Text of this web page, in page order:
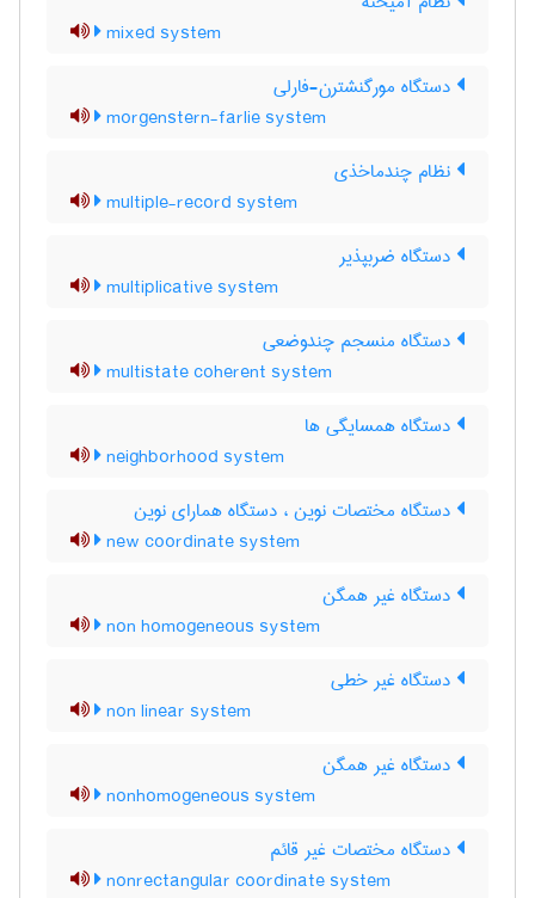
mixed system
دستگاه مورگنشترن-فارلی
morgenstern-farlie system
نظام چندماخذی
multiple-record system
دستگاه ضربپذیر
multiplicative system
دستگاه منسجم چندوضعی
multistate coherent system
دستگاه همسایگی ها
neighborhood system
دستگاه مختصات نوین ، دستگاه همارای نوین
new coordinate system
دستگاه غیر همگن
non homogeneous system
دستگاه غیر خطی
non linear system
دستگاه غیر همگن
nonhomogeneous system
دستگاه مختصات غیر قائم
nonrectangular coordinate system